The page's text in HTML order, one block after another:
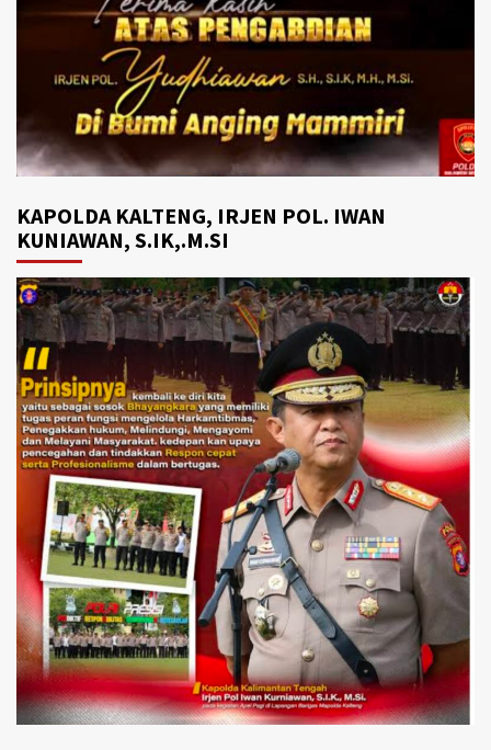
KAPOLDA KALTENG, IRJEN POL. IWAN
KUNIAWAN, S.IK,.M.SI